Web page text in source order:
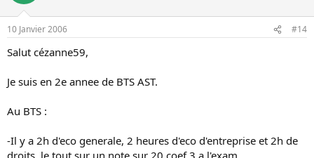
10 Janvier 2006 #14
Salut cézanne59,
Je suis en 2e annee de BTS AST.
Au BTS :
-Il y a 2h d'eco generale, 2 heures d'eco d'entreprise et 2h de
droits, le tout sur un note sur 20 coef 3 a l'exam.